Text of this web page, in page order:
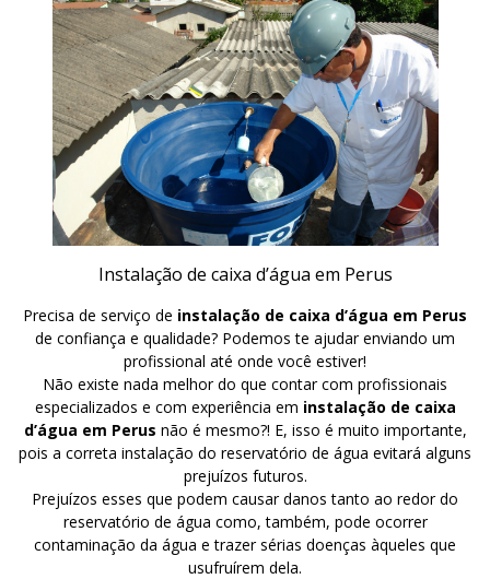
Instalação de caixa d’água em Perus
Precisa de serviço de instalação de caixa d’água em Perus
de confiança e qualidade? Podemos te ajudar enviando um
profissional até onde você estiver!
Não existe nada melhor do que contar com profissionais
especializados e com experiência em instalação de caixa
d’água em Perus não é mesmo?! E, isso é muito importante,
pois a correta instalação do reservatório de água evitará alguns
prejuízos futuros.
Prejuízos esses que podem causar danos tanto ao redor do
reservatório de água como, também, pode ocorrer
contaminação da água e trazer sérias doenças àqueles que
usufruírem dela.